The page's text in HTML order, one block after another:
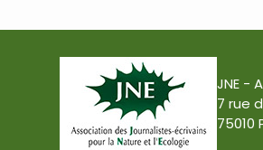
JNE -
7 rue
75010